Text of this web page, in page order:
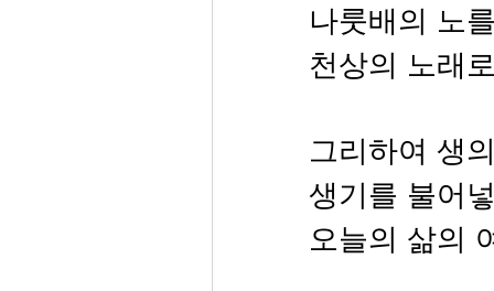
나룻배의 노
천상의 노래
그리하여 생
생기를 불어
오늘의 삶의